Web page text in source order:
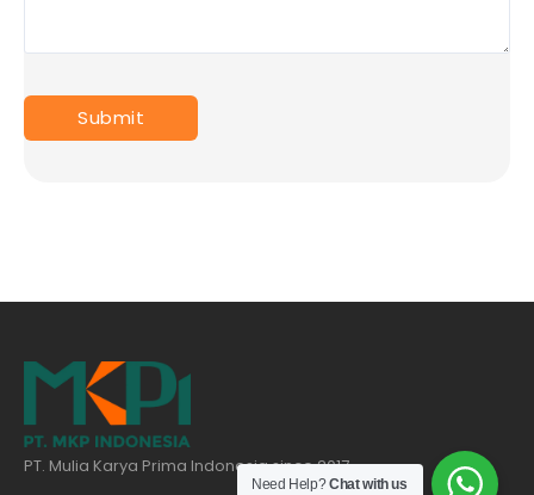
PT. Mulia Karya Prima Indonesia since 2017
Need Help?Chat with us